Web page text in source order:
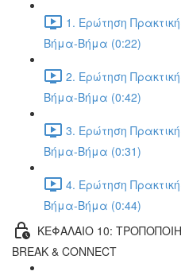
1. Ερώτηση
Βήμα-Βήμα (0:22)
2. Ερώτηση
Βήμα-Βήμα (0:42)
3. Ερώτηση
Βήμα-Βήμα (0:31)
4. Ερώτηση
Βήμα-Βήμα (0:44)
ΚΕΦΑΛΑΙΟ 10:
BREAK & CONNECT